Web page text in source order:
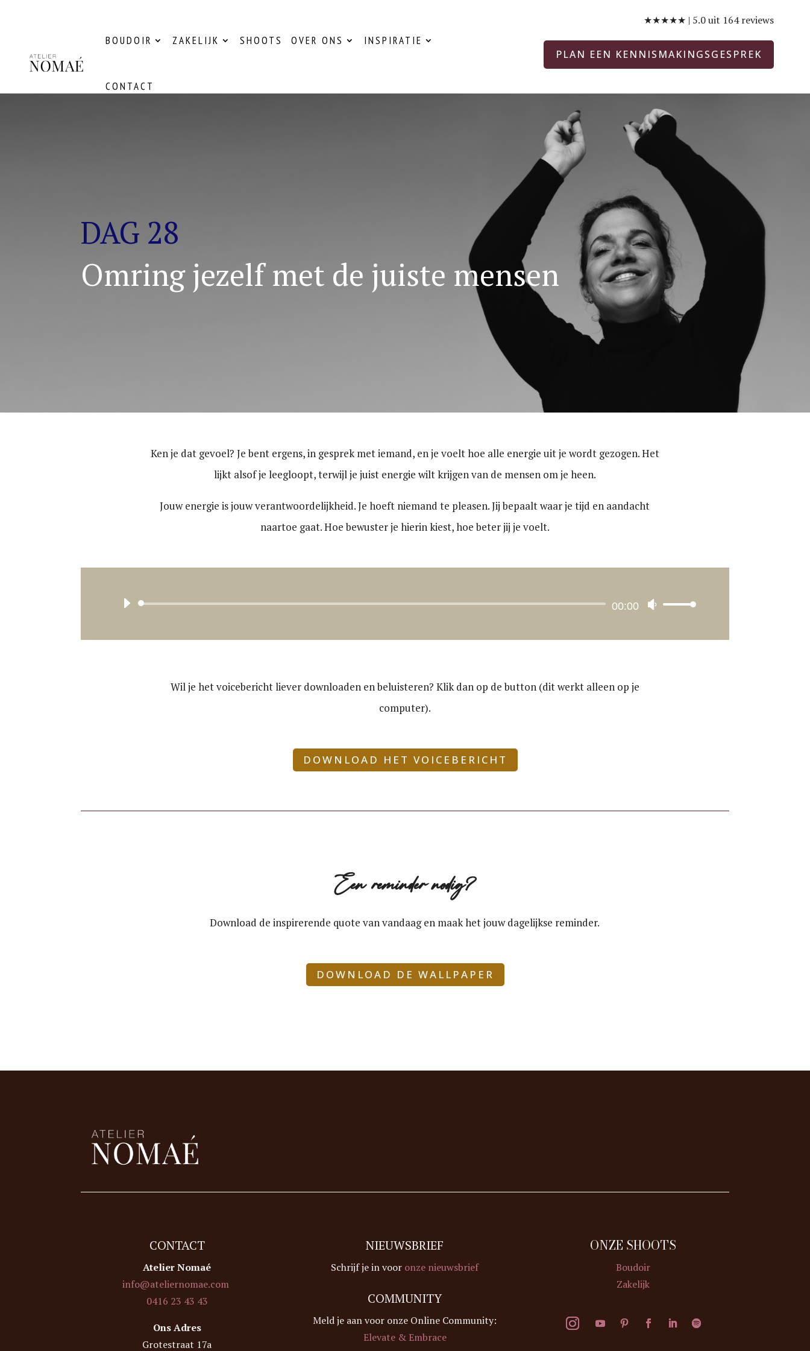
BOUDOIR ZAKELIJK SHOOTS OVER ONS INSPIRATIE
CONTACT
★★★★★ | 5.0 uit 164 reviews
PLAN EEN KENNISMAKINGSGESPREK
DAG 28
Omring jezelf met de juiste mensen
Ken je dat gevoel? Je bent ergens, in gesprek met iemand, en je voelt hoe alle energie uit je wordt gezogen. Het
lijkt alsof je leegloopt, terwijl je juist energie wilt krijgen van de mensen om je heen.
Jouw energie is jouw verantwoordelijkheid. Je hoeft niemand te pleasen. Jij bepaalt waar je tijd en aandacht
naartoe gaat. Hoe bewuster je hierin kiest, hoe beter jij je voelt.
Audiospeler 00:00
Gebruik
pijltoetsen
Wil je het voicebericht liever downloaden en beluisteren? Klik dan op de button (dit werkt alleen op je
computer).
DOWNLOAD HET VOICEBERICHT
Een reminder nodig?
Download de inspirerende quote van vandaag en maak het jouw dagelijkse reminder.
DOWNLOAD DE WALLPAPER
CONTACT
Atelier Nomaé
info@ateliernomae.com
0416 23 43 43
Ons Adres
Grotestraat 17a
NIEUWSBRIEF
Schrijf je in voor onze nieuwsbrief
COMMUNITY
Meld je aan voor onze Online Community:
Elevate & Embrace
ONZE SHOOTS
Boudoir
Zakelijk